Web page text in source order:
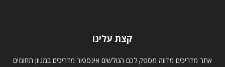
קצת עלינו
אתר מדריכים מדוזה מספק לכם הגולשים אינספור מדריכים במגוון תחומים